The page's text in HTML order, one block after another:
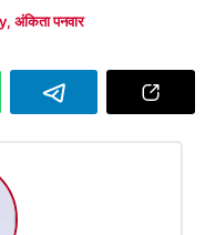
, अंकिता पनवार